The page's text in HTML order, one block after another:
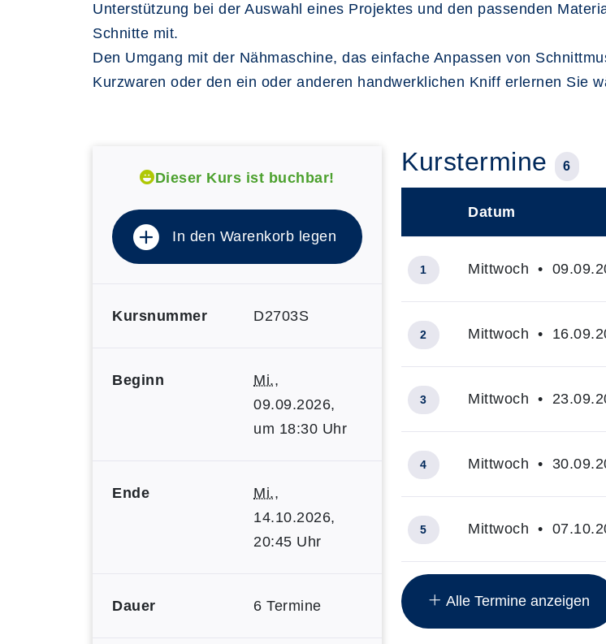
Unterstützung bei der Auswahl eines Projektes und den passenden
Schnitte mit.
Den Umgang mit der Nähmaschine, das einfache Anpassen von
Kurzwaren oder den ein oder anderen handwerklichen Kniff erlernen Sie
Dieser Kurs ist buchbar!
In den Warenkorb legen
Kursnummer D2703S
Beginn Mi.,
09.09.2026,
um 18:30 Uhr
Ende Mi.,
14.10.2026,
20:45 Uhr
Dauer 6 Termine
Kurstermine 6
Insgesamt gibt es 6 Termine
Datum
1 Mittwoch •
2 Mittwoch •
3 Mittwoch •
4 Mittwoch •
5 Mittwoch •
Alle Termine anzeigen